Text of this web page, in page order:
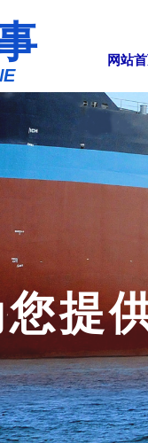
提
网站